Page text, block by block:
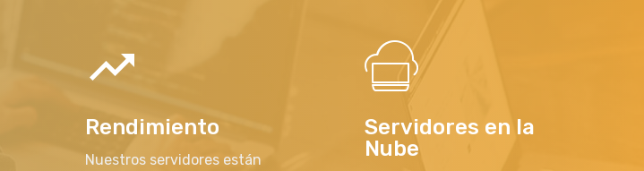
Rendimiento
Nuestros servidores están
Servidores en la
Nube